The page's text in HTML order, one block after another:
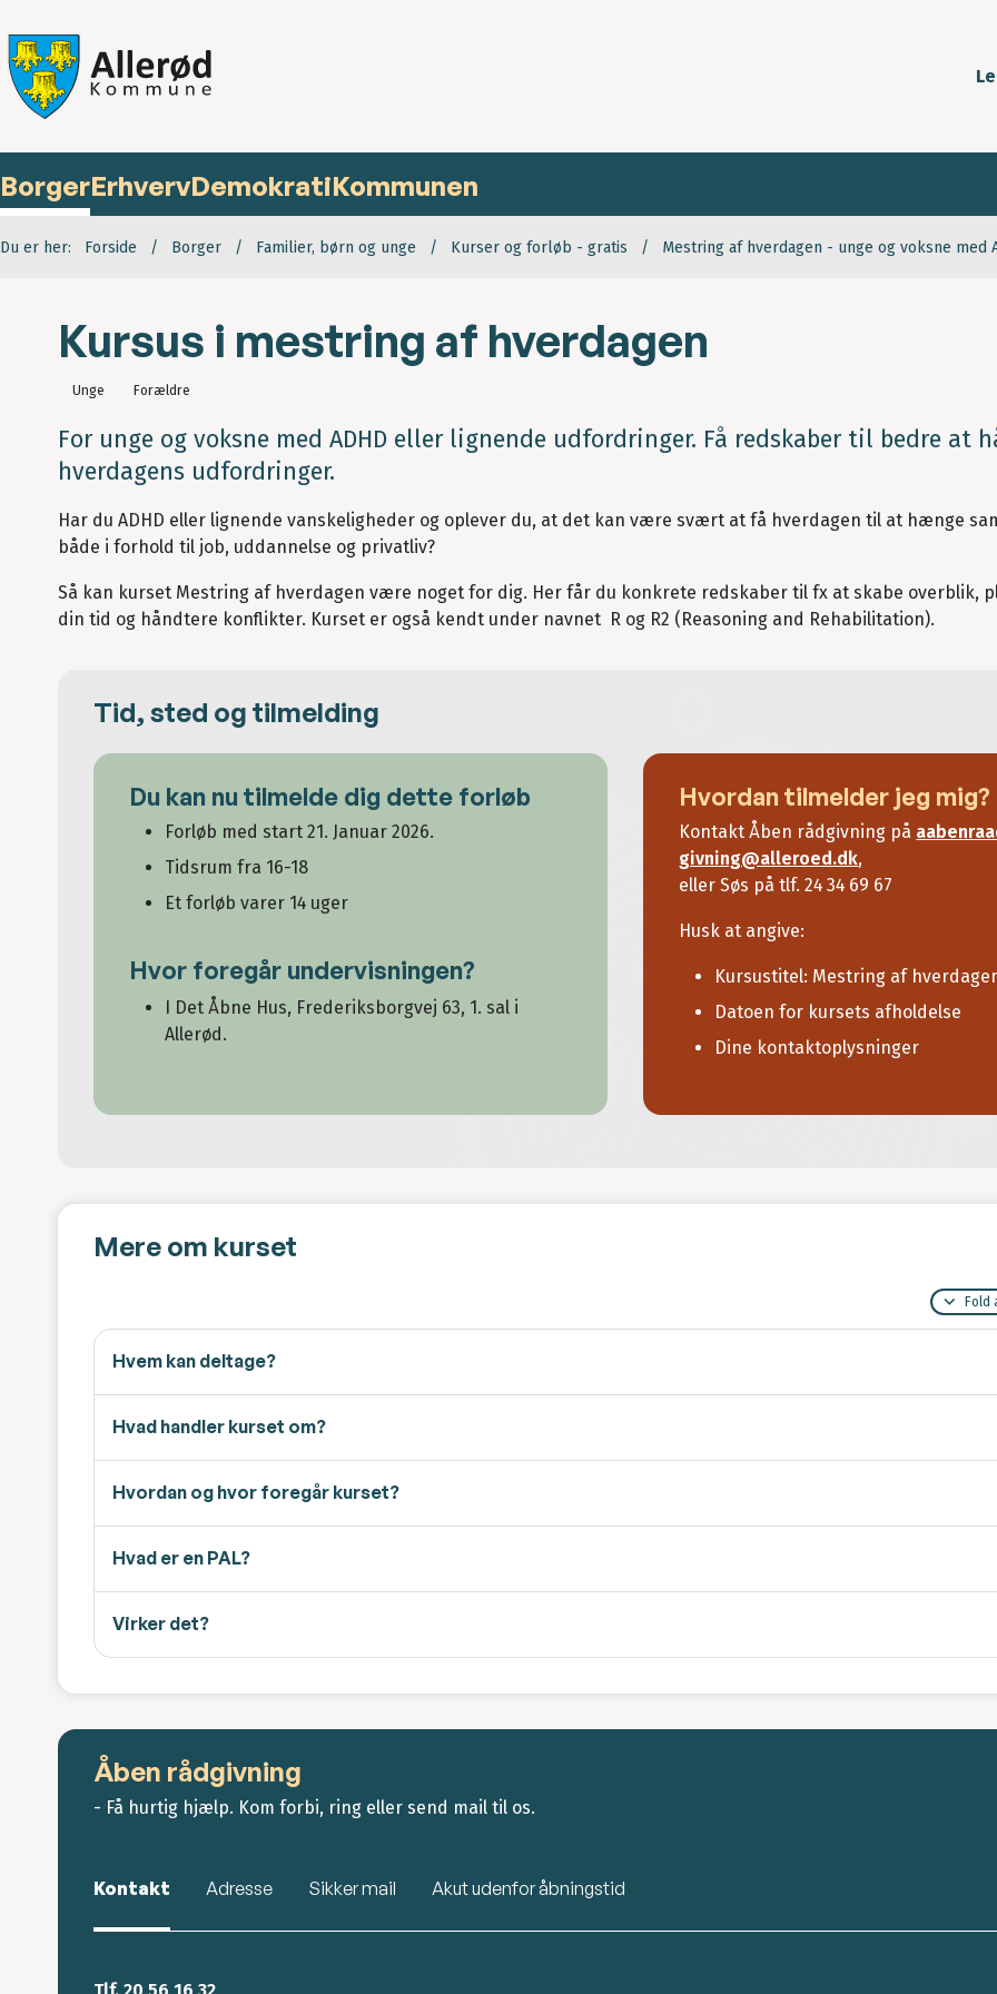
BorgerErhvervDemokratiKommunen
Du er her: Forside Borger Familier, børn og unge Kurser og forløb - gratis Mestring af hverdagen - unge og voksne med
Kursus i mestring af hverdagen
Unge Forældre
For unge og voksne med ADHD eller lignende udfordringer. Få redskaber til bedre at
hverdagens udfordringer.
Har du ADHD eller lignende vanskeligheder og oplever du, at det kan være svært at få hverdagen til at hænge
både i forhold til job, uddannelse og privatliv?
Så kan kurset Mestring af hverdagen være noget for dig. Her får du konkrete redskaber til fx at skabe overblik,
din tid og håndtere konflikter. Kurset er også kendt under navnet R og R2 (Reasoning and Rehabilitation).
Tid, sted og tilmelding
Du kan nu tilmelde dig dette forløb
Forløb med start 21. Januar 2026.
Tidsrum fra 16-18
Et forløb varer 14 uger
Hvor foregår undervisningen?
I Det Åbne Hus, Frederiksborgvej 63, 1. sal i
Allerød.
Hvordan tilmelder jeg mig?
Kontakt Åben rådgivning på
givning@alleroed.dk,
eller Søs på tlf. 24 34 69 67
Husk at angive:
Kursustitel: Mestring af
Datoen for kursets afholdelse
Dine kontaktoplysninger
Mere om kurset
Fold
Hvem kan deltage?
Hvad handler kurset om?
Hvordan og hvor foregår kurset?
Hvad er en PAL?
Virker det?
Åben rådgivning
- Få hurtig hjælp. Kom forbi, ring eller send mail til os.
Kontakt Adresse Sikker mail Akut udenfor åbningstid